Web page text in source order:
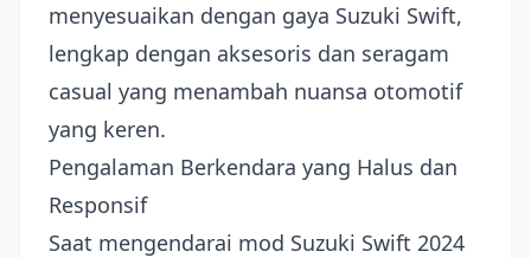
menyesuaikan dengan gaya Suzuki Swift,
lengkap dengan aksesoris dan seragam
casual yang menambah nuansa otomotif
yang keren.
Pengalaman Berkendara yang Halus dan
Responsif
Saat mengendarai mod Suzuki Swift 2024